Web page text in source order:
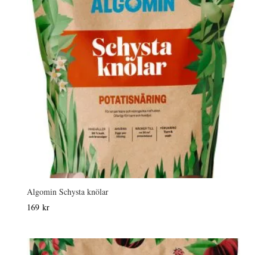
Algomin Schysta knölar
169 kr